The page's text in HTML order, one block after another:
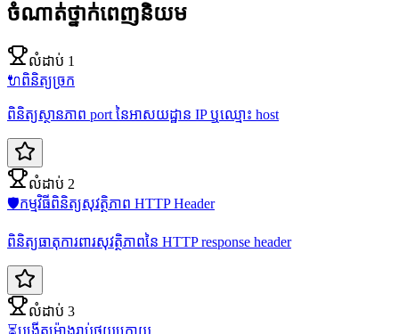
ចំណាត់ថ្នាក់ពេញនិយម
លំដាប់ 1
🔌ពិនិត្យច្រក
ពិនិត្យស្ថានភាព port នៃអាសយដ្ឋាន IP ឬឈ្មោះ host
លំដាប់ 2
🛡️កម្មវិធីពិនិត្យសុវត្ថិភាព HTTP Header
ពិនិត្យធាតុការពារសុវត្ថិភាពនៃ HTTP response header
លំដាប់ 3
⏳បង្កើតម៉ោងរាប់ថយក្រោយ